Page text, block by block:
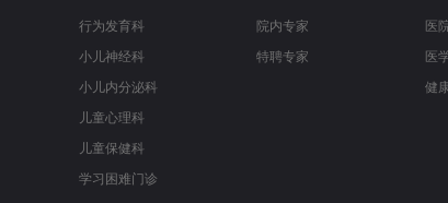
行为发育科
小儿神经科
小儿内分泌科
儿童心理科
儿童保健科
学习困难门诊
院内专家
特聘专家
医
医
健